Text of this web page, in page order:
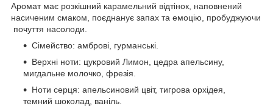
Аромат має розкішний карамельний відтінок, наповнений
насиченим смаком, поєднанує запах та емоцію, пробуджуючи
почуття насолоди.
Сімейство: амброві, гурманські.
Верхні ноти: цукровий Лимон, цедра апельсину,
мигдальне молочко, фрезія.
Ноти серця: апельсиновий цвіт, тигрова орхідея,
темний шоколад, ваніль.